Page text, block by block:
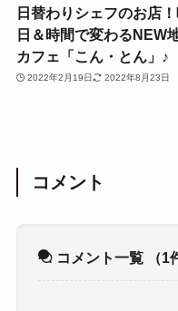
日替わりシェフのお店
日＆時間で変わるNEW
カフェ「こん・とん」♪
2022年2月19日 2022年8月23日
コメント
コメント一覧 （1